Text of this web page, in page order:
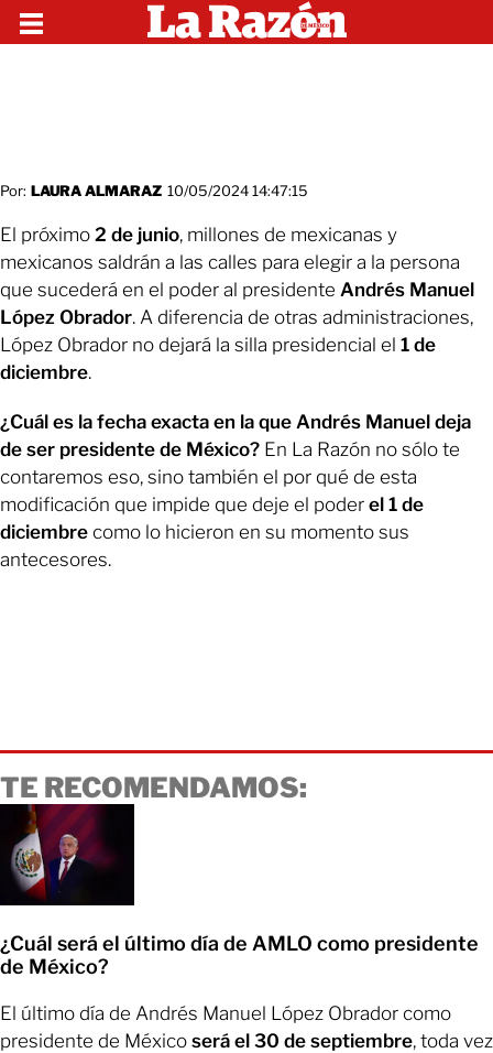
Por: LAURA ALMARAZ 10/05/2024 14:47:15
El próximo 2 de junio, millones de mexicanas y
mexicanos saldrán a las calles para elegir a la persona
que sucederá en el poder al presidente Andrés Manuel
López Obrador. A diferencia de otras administraciones,
López Obrador no dejará la silla presidencial el 1 de
diciembre.
¿Cuál es la fecha exacta en la que Andrés Manuel deja
de ser presidente de México? En La Razón no sólo te
contaremos eso, sino también el por qué de esta
modificación que impide que deje el poder el 1 de
diciembre como lo hicieron en su momento sus
antecesores.
TE RECOMENDAMOS:
¿Cuál será el último día de AMLO como presidente
de México?
El último día de Andrés Manuel López Obrador como
presidente de México será el 30 de septiembre, toda vez